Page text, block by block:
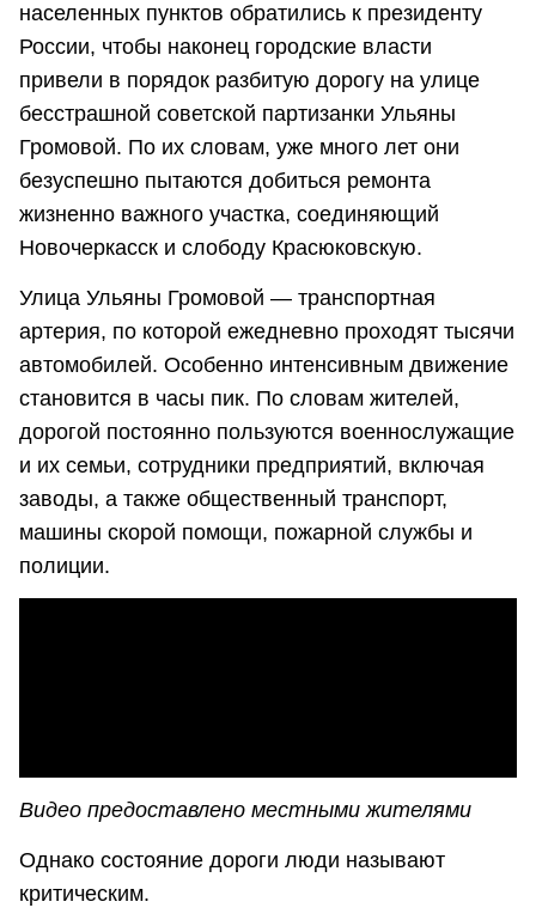
населенных пунктов обратились к президенту
России, чтобы наконец городские власти
привели в порядок разбитую дорогу на улице
бесстрашной советской партизанки Ульяны
Громовой. По их словам, уже много лет они
безуспешно пытаются добиться ремонта
жизненно важного участка, соединяющий
Новочеркасск и слободу Красюковскую.
Улица Ульяны Громовой — транспортная
артерия, по которой ежедневно проходят тысячи
автомобилей. Особенно интенсивным движение
становится в часы пик. По словам жителей,
дорогой постоянно пользуются военнослужащие
и их семьи, сотрудники предприятий, включая
заводы, а также общественный транспорт,
машины скорой помощи, пожарной службы и
полиции.
Видео предоставлено местными жителями
Однако состояние дороги люди называют
критическим.